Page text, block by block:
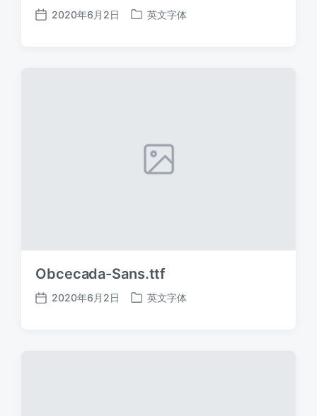
发
2020年6月2日
发
英文字体
Obcecada-Sans.ttf
发
2020年6月2日
发
英文字体